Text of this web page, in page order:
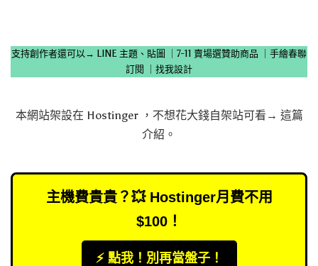
支持創作者還可以→ LINE 主題、貼圖 7-11 賣場選贊助商品
手繪春聯
訂閱
找我設計
本網站架設在 Hostinger，不想花大錢自架站可看→ 這篇
介紹 。
主機費貴貴？💥 Hostinger月費不用
$100！
⚡️ 點我！別再當盤子！